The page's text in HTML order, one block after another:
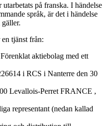
på franska. I händelse
språk, är det i händelse
tjänst från:
Förenklat aktiebolag med ett
i RCS i Nanterre den 30
Levallois-Perret FRANCE ,
representant (nedan kallad